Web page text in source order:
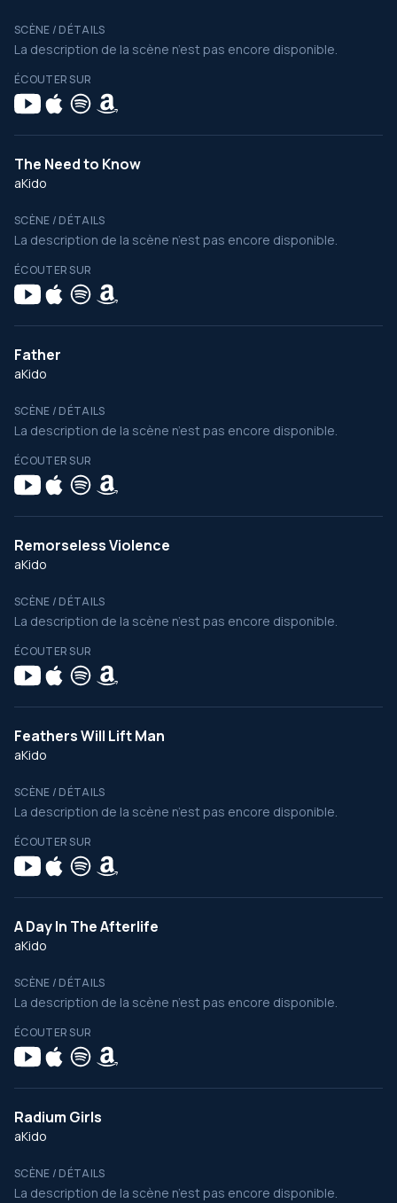
SCÈNE / DÉTAILS
La description de la scène n’est pas encore disponible.
ÉCOUTER SUR
The Need to Know
aKido
SCÈNE / DÉTAILS
La description de la scène n’est pas encore disponible.
ÉCOUTER SUR
Father
aKido
SCÈNE / DÉTAILS
La description de la scène n’est pas encore disponible.
ÉCOUTER SUR
Remorseless Violence
aKido
SCÈNE / DÉTAILS
La description de la scène n’est pas encore disponible.
ÉCOUTER SUR
Feathers Will Lift Man
aKido
SCÈNE / DÉTAILS
La description de la scène n’est pas encore disponible.
ÉCOUTER SUR
A Day In The Afterlife
aKido
SCÈNE / DÉTAILS
La description de la scène n’est pas encore disponible.
ÉCOUTER SUR
Radium Girls
aKido
SCÈNE / DÉTAILS
La description de la scène n’est pas encore disponible.